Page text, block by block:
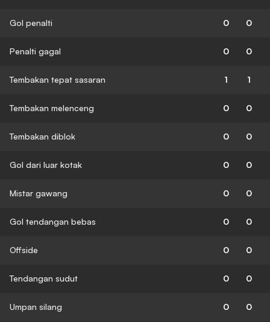
Gol penalti 0 0
Penalti gagal 0 0
Tembakan tepat sasaran 1 1
Tembakan melenceng 0 0
Tembakan diblok 0 0
Gol dari luar kotak 0 0
Mistar gawang 0 0
Gol tendangan bebas 0 0
Offside 0 0
Tendangan sudut 0 0
Umpan silang 0 0